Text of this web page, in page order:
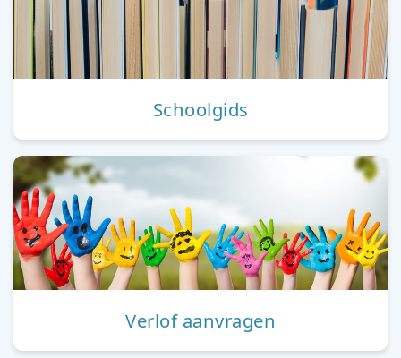
Schoolgids
Verlof aanvragen